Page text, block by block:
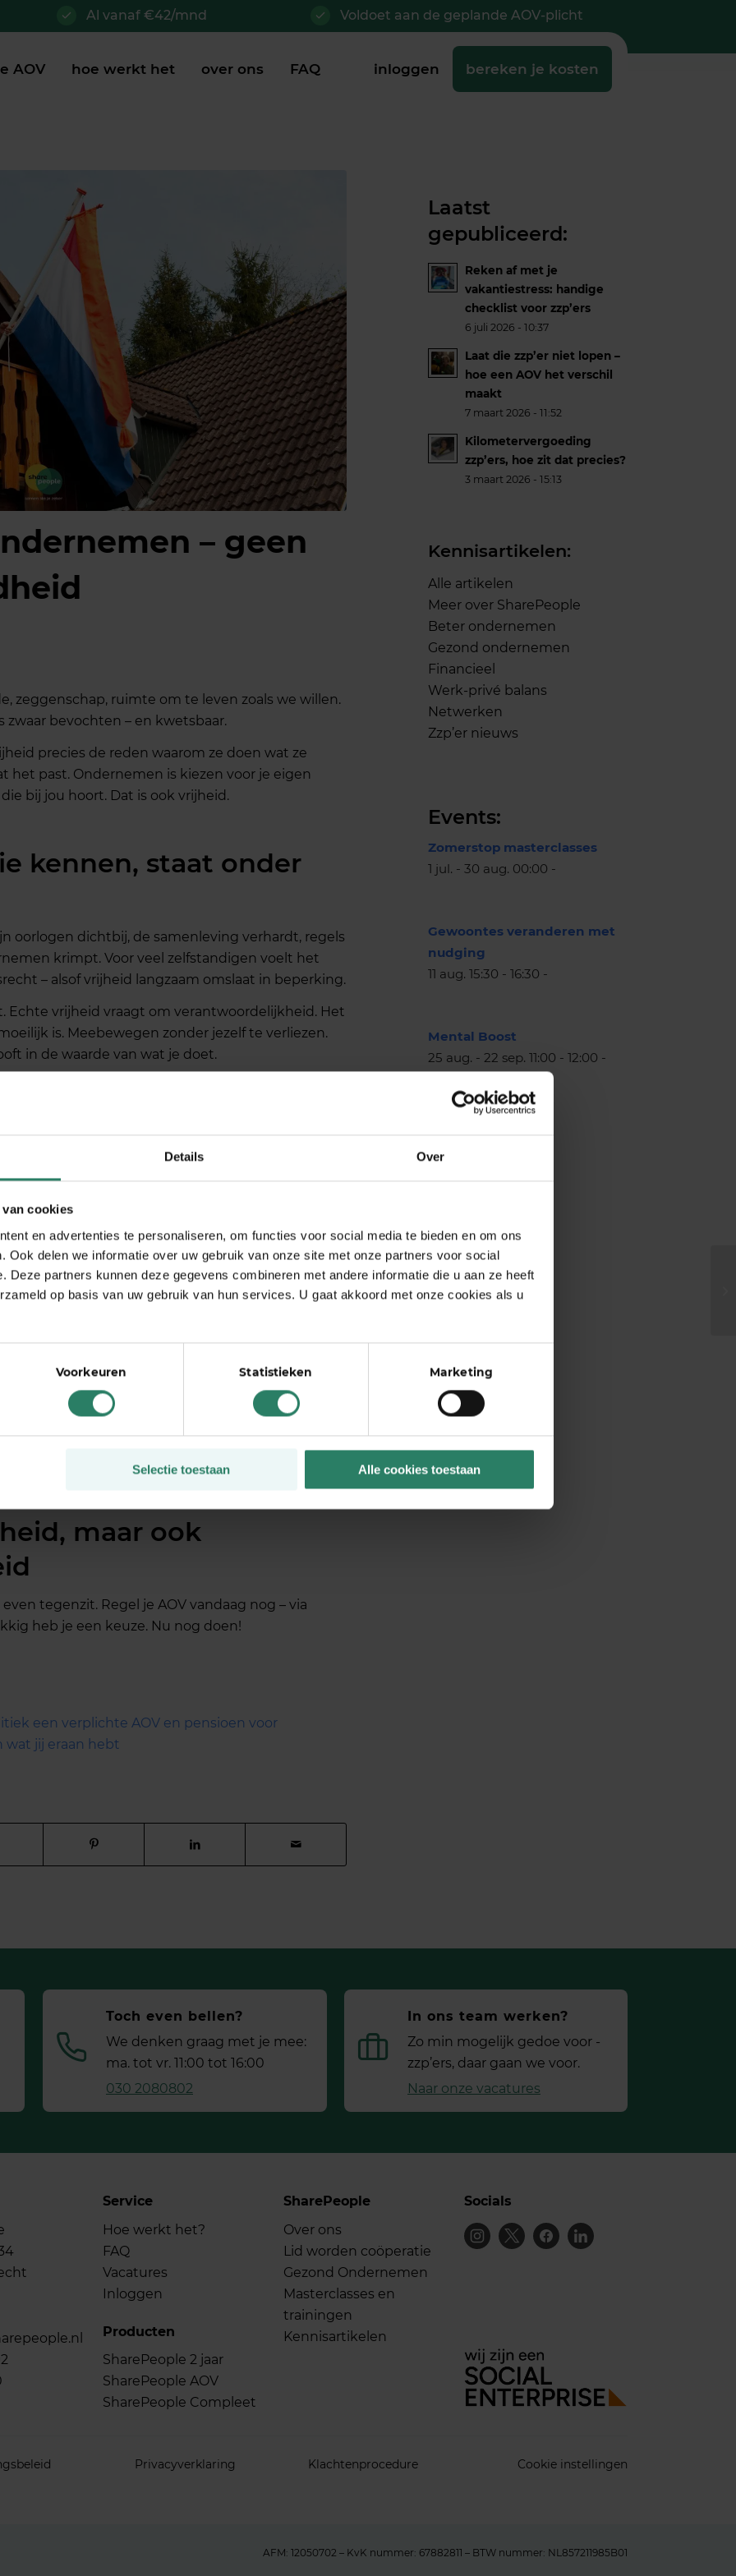
Details Over
van cookies
en advertenties te personaliseren, om functies voor social media te bieden en om ons
Ook delen we informatie over uw gebruik van onze site met onze partners voor social
Deze partners kunnen deze gegevens combineren met andere informatie die u aan ze heeft
op basis van uw gebruik van hun services. U gaat akkoord met onze cookies als u
Voorkeuren Statistieken Marketing
Selectie toestaan Alle cookies toestaan
Al vanaf €42/mnd Voldoet aan de geplande AOV-plicht
AOV hoe werkt het over ons FAQ inloggen bereken je kosten
– geen
zeggenschap, ruimte om te leven zoals we willen.
zwaar bevochten – en kwetsbaar.
precies de reden waarom ze doen wat ze
het past. Ondernemen is kiezen voor je eigen
bij jou hoort. Dat is ook vrijheid.
kennen, staat onder
oorlogen dichtbij, de samenleving verhardt, regels
krimpt. Voor veel zelfstandigen voelt het
– alsof vrijheid langzaam omslaat in beperking.
Echte vrijheid vraagt om verantwoordelijkheid. Het
is. Meebewegen zonder jezelf te verliezen.
in de waarde van wat je doet.
we het
we ook vooruit
Het is ook: ruimte om te werken, te groeien, te
te maken. Dat is precies waar
Kan ik nog wel vrij ondernemen? Wordt
is het goed om stil te staan bij wat we wél
nog steeds de norm is. Maar die norm moet
van de keuzes die we vandaag maken. Van
de wind tegenzit. Van het besef dat vrijheid niet
elkaar, in het idee dat ondernemen meer is dan
maar ook
tegenzit. Regel je AOV vandaag nog – via
heb je een keuze. Nu nog doen!
een verplichte AOV en pensioen voor
wat jij eraan hebt
Laatst
gepubliceerd:
Reken af met je
vakantiestress: handige
checklist voor zzp’ers
6 juli 2026 - 10:37
Laat die zzp’er niet lopen –
hoe een AOV het verschil
maakt
7 maart 2026 - 11:52
Kilometervergoeding
zzp’ers, hoe zit dat precies?
3 maart 2026 - 15:13
Kennisartikelen:
Alle artikelen
Meer over SharePeople
Beter ondernemen
Gezond ondernemen
Financieel
Werk-privé balans
Netwerken
Zzp’er nieuws
Events:
Zomerstop masterclasses
1 jul. - 30 aug. 00:00 -
Gewoontes veranderen met
nudging
11 aug. 15:30 - 16:30 -
Mental Boost
25 aug. - 22 sep. 11:00 - 12:00 -
Toch even bellen?
We denken graag met je mee:
ma. tot vr. 11:00 tot 16:00
030 2080802
In ons team werken?
Zo min mogelijk gedoe voor ­
zzp’ers, daar gaan we voor.
Naar onze vacatures
Service
Hoe werkt het?
FAQ
Vacatures
Inloggen
Producten
SharePeople 2 jaar
SharePeople AOV
SharePeople Compleet
SharePeople
Over ons
Lid worden coöperatie
Gezond Ondernemen
Masterclasses en
trainingen
Kennisartikelen
Socials
Privacyverklaring Klachtenprocedure Cookie instellingen
AFM: 12050702 – KvK nummer: 67882811 – BTW nummer: NL857211985B01